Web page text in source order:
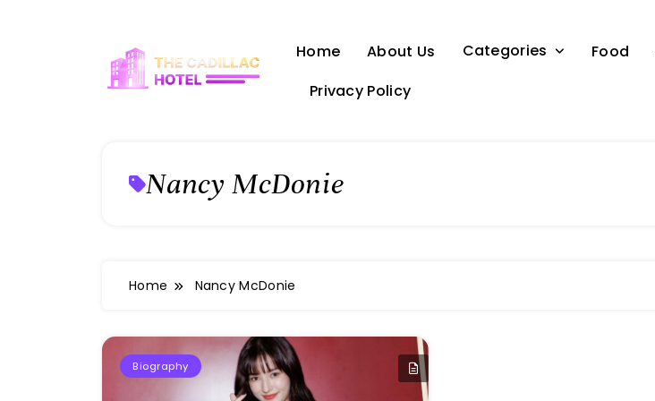
Home About Us Categories Food
Privacy Policy
Nancy McDonie
Home Nancy McDonie
Biography